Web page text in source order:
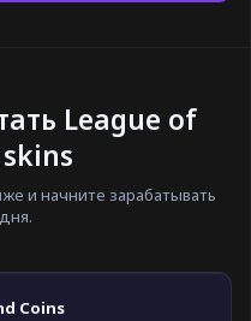
League of
и начните зарабатывать
Coins